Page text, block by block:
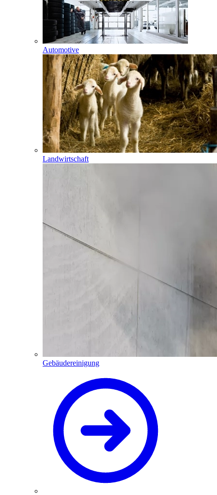
Automotive
Landwirtschaft
Gebäudereinigung